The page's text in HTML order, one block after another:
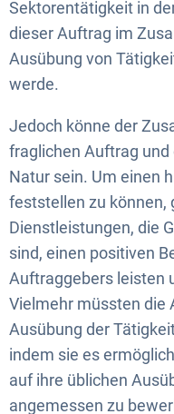
Sektorentätigkeit in
dieser Auftrag im
Ausübung von
werde.
Jedoch könne der
fraglichen Auftrag
Natur sein. Um einen
feststellen zu können,
Dienstleistungen, die
sind, einen positiven
Auftraggebers leisten
Vielmehr müssten die
Ausübung der
indem sie es
auf ihre üblichen
angemessen zu